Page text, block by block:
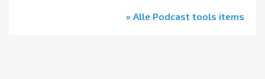
» Alle Podcast tools items